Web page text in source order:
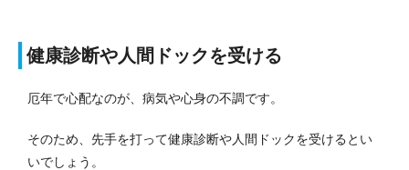
健康診断や人間ドックを受ける
厄年で心配なのが、病気や心身の不調です。
そのため、先手を打って健康診断や人間ドックを受けるとい
いでしょう。